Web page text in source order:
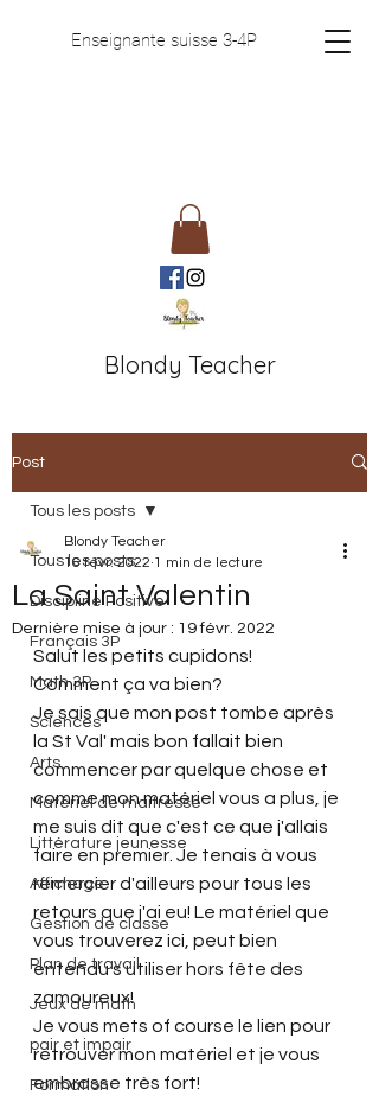
Enseignante suisse 3-4P
Blondy Teacher
Post
Tous les posts
Discipline Positive
Français 3P
Math 3P
Sciences
Arts
Matériel de maitresse
Littérature jeunesse
Affichage
Gestion de classe
Plan de travail
Jeux de math
pair et impair
Formation
Tous les posts
La Saint Valentin
Blondy Teacher
16 févr. 2022 1 min de lecture
Dernière mise à jour : 19 févr. 2022
Salut les petits cupidons!
Comment ça va bien?
Je sais que mon post tombe après
la St Val' mais bon fallait bien
commencer par quelque chose et
comme mon matériel vous a plus, je
me suis dit que c'est ce que j'allais
faire en premier. Je tenais à vous
remercier d'ailleurs pour tous les
retours que j'ai eu! Le matériel que
vous trouverez ici, peut bien
entendu s'utiliser hors fête des
zamoureux!
Je vous mets of course le lien pour
retrouver mon matériel et je vous
embrasse très fort!